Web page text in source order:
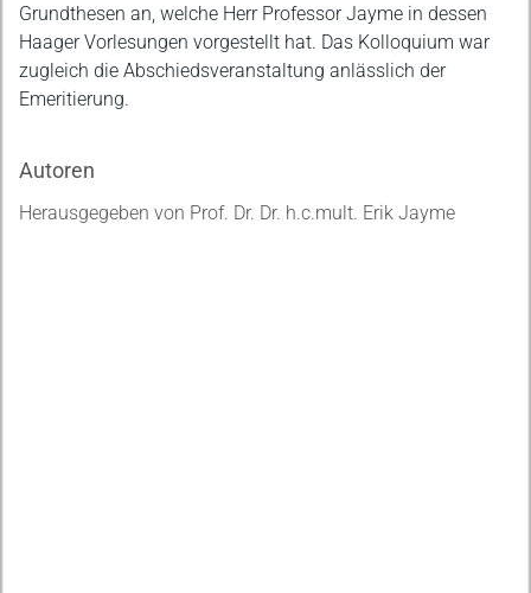
Grundthesen an, welche Herr Professor Jayme in dessen
Haager Vorlesungen vorgestellt hat. Das Kolloquium war
zugleich die Abschiedsveranstaltung anlässlich der
Emeritierung.
Autoren
Herausgegeben von Prof. Dr. Dr. h.c.mult. Erik Jayme